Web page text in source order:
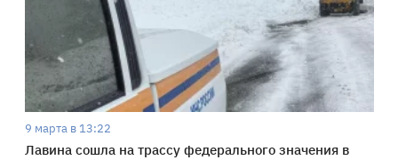
9 марта в 13:22
Лавина сошла на трассу федерального значения в